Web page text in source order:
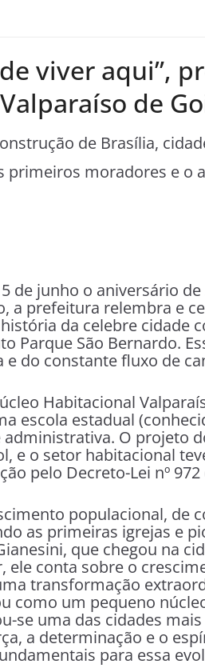
viver aqui”,
de
de Brasília,
primeiros moradores e o
de junho o aniversário de
a prefeitura relembra e
da celebre cidade
Parque São Bernardo.
do constante fluxo de
Habitacional
escola estadual
O projeto
e o setor habitacional
pelo Decreto-Lei nº 972
populacional, de
as primeiras igrejas e
que chegou na
ele conta sobre o
transformação
como um pequeno
se uma das cidades
a determinação e o
para essa